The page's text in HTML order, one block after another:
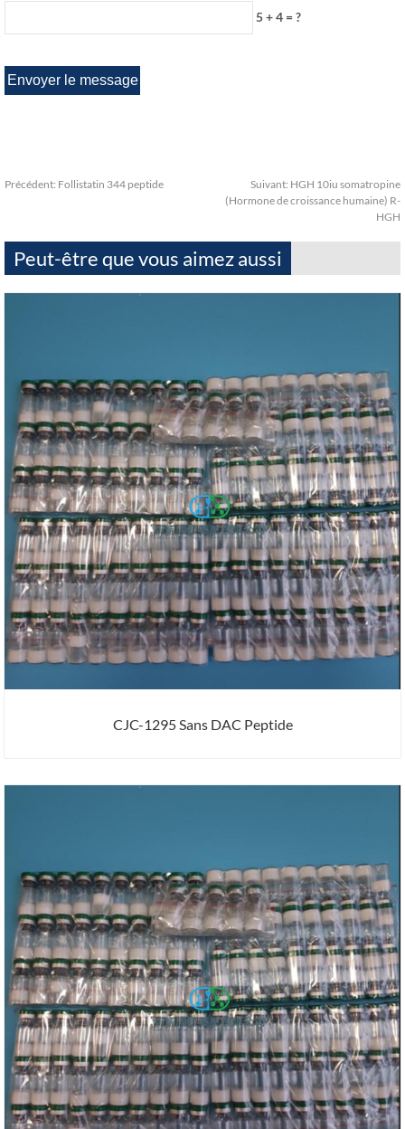
5 + 4 = ?
Précédent: Follistatin 344 peptide Suivant: HGH 10iu somatropine
(Hormone de croissance humaine) R-
HGH
Peut-être que vous aimez aussi
CJC-1295 Sans DAC Peptide